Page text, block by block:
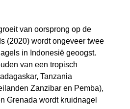
van oorsprong op de
(2020) wordt ongeveer twee
in Indonesië geoogst.
van een tropisch
Tanzania
Zanzibar en Pemba),
Grenada wordt kruidnagel